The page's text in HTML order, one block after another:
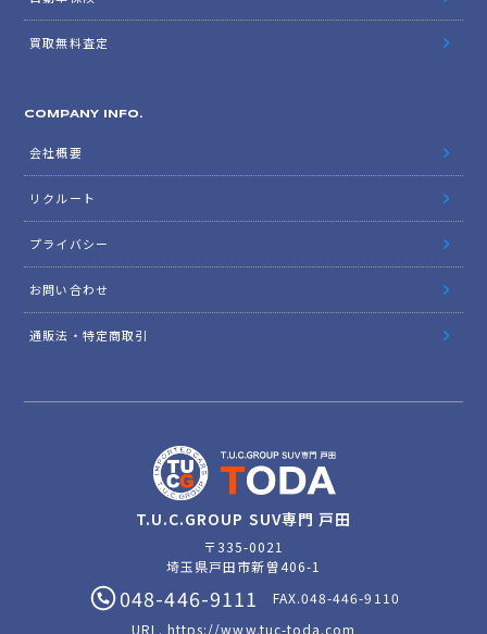
特別作業について
オーダーサービス
COMPANY INFO.